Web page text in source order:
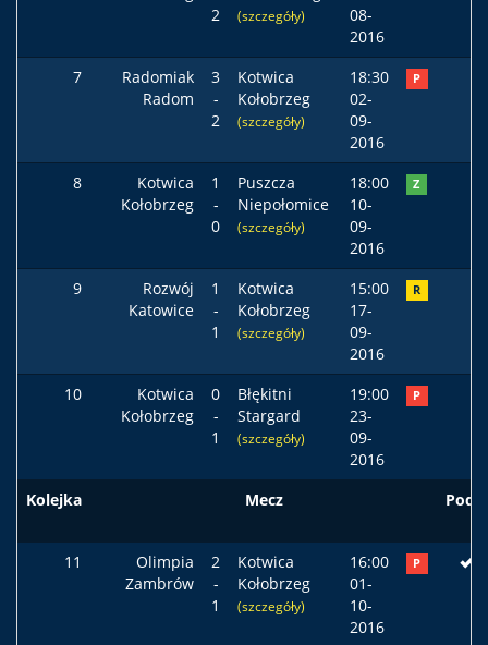
2
(szczegóły)
08-
2016
7
Radomiak
Radom
3
-
2
Kotwica
Kołobrzeg
(szczegóły)
18:30
02-
09-
2016
P
8
Kotwica
Kołobrzeg
1
-
0
Puszcza
Niepołomice
(szczegóły)
18:00
10-
09-
2016
Z
9
Rozwój
Katowice
1
-
1
Kotwica
Kołobrzeg
(szczegóły)
15:00
17-
09-
2016
R
10
Kotwica
Kołobrzeg
0
-
1
Błękitni
Stargard
(szczegóły)
19:00
23-
09-
2016
P
Kolejka Mecz Podst
11
Olimpia
Zambrów
2
-
1
Kotwica
Kołobrzeg
(szczegóły)
16:00
01-
10-
2016
P